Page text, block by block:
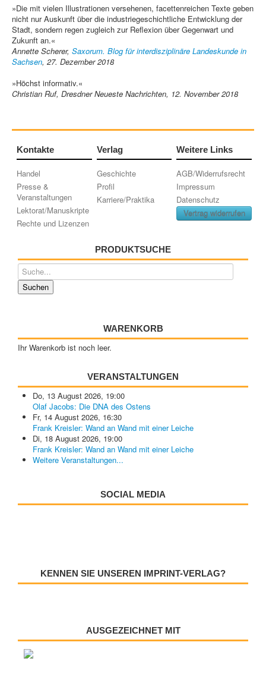
»Die mit vielen Illustrationen versehenen, facettenreichen Texte geben
nicht nur Auskunft über die industriegeschichtliche Entwicklung der
Stadt, sondern regen zugleich zur Reflexion über Gegenwart und
Zukunft an.«
Annette Scherer, Saxorum. Blog für interdisziplinäre Landeskunde in
Sachsen, 27. Dezember 2018
»Höchst informativ.«
Christian Ruf, Dresdner Neueste Nachrichten, 12. November 2018
Kontakte
Handel
Presse &
Veranstaltungen
Lektorat/Manuskripte
Rechte und Lizenzen
Verlag
Geschichte
Profil
Karriere/Praktika
Weitere Links
AGB/Widerrufsrecht
Impressum
Datenschutz
Vertrag widerrufen
PRODUKTSUCHE
WARENKORB
Ihr Warenkorb ist noch leer.
VERANSTALTUNGEN
Do, 13 August 2026, 19:00
Olaf Jacobs: Die DNA des Ostens
Fr, 14 August 2026, 16:30
Frank Kreisler: Wand an Wand mit einer Leiche
Di, 18 August 2026, 19:00
Frank Kreisler: Wand an Wand mit einer Leiche
Weitere Veranstaltungen...
SOCIAL MEDIA
KENNEN SIE UNSEREN IMPRINT-VERLAG?
AUSGEZEICHNET MIT